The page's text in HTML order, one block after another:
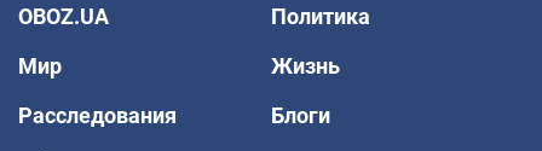
OBOZ.UA
Политика
Мир
Жизнь
Расследования
Блоги